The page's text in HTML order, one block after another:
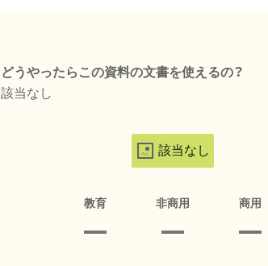
どうやったらこの資料の文書を使えるの？
該当なし
該当なし
教育 非商用 商用